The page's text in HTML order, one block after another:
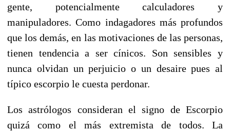
gente, potencialmente calculadores y
manipuladores. Como indagadores más profundos
que los demás, en las motivaciones de las personas,
tienen tendencia a ser cínicos. Son sensibles y
nunca olvidan un perjuicio o un desaire pues al
típico escorpio le cuesta perdonar.
Los astrólogos consideran el signo de Escorpio
quizá como el más extremista de todos. La